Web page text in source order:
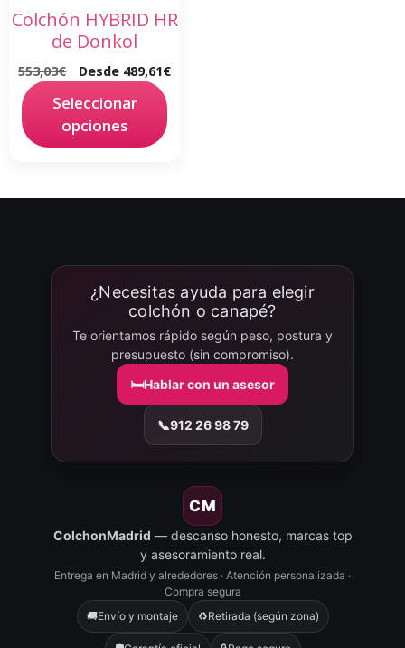
Colchón HYBRID HR
de Donkol
553,03€ Desde 489,61€
Seleccionar
opciones
¿Necesitas ayuda para elegir
colchón o canapé?
Te orientamos rápido según peso, postura y
presupuesto (sin compromiso).
🛏️Hablar con un asesor
📞912 26 98 79
CM
ColchonMadrid — descanso honesto, marcas top
y asesoramiento real.
Entrega en Madrid y alrededores · Atención personalizada ·
Compra segura
🚚Envío y montaje ♻️Retirada (según zona)